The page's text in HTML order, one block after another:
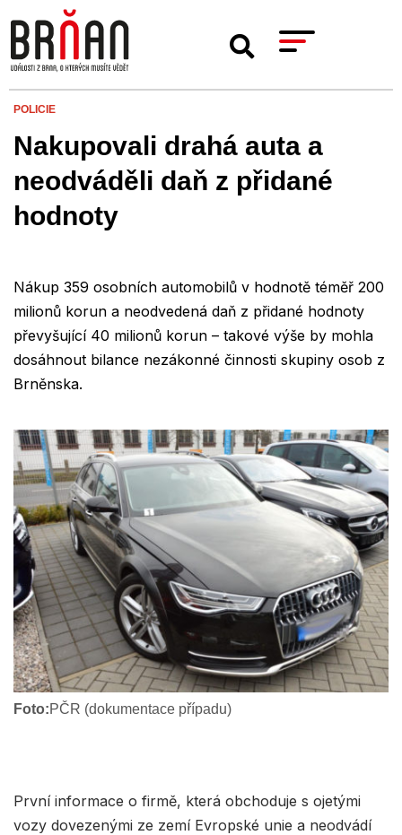
POLICIE
Nakupovali drahá auta a
neodváděli daň z přidané
hodnoty
Nákup 359 osobních automobilů v hodnotě téměř 200
milionů korun a neodvedená daň z přidané hodnoty
převyšující 40 milionů korun – takové výše by mohla
dosáhnout bilance nezákonné činnosti skupiny osob z
Brněnska.
Foto:PČR (dokumentace případu)
První informace o firmě, která obchoduje s ojetými
vozy dovezenými ze zemí Evropské unie a neodvádí